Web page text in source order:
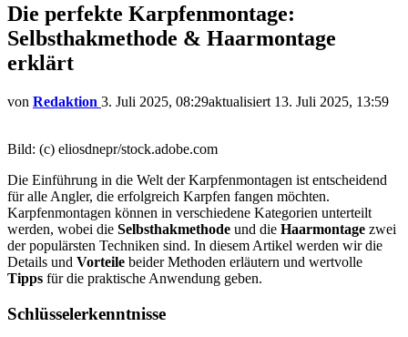
Die perfekte Karpfenmontage:
Selbsthakmethode & Haarmontage
erklärt
von Redaktion 3. Juli 2025, 08:29aktualisiert 13. Juli 2025, 13:59
Bild: (c) eliosdnepr/stock.adobe.com
Die Einführung in die Welt der Karpfenmontagen ist entscheidend
für alle Angler, die erfolgreich Karpfen fangen möchten.
Karpfenmontagen können in verschiedene Kategorien unterteilt
werden, wobei die Selbsthakmethode und die Haarmontage zwei
der populärsten Techniken sind. In diesem Artikel werden wir die
Details und Vorteile beider Methoden erläutern und wertvolle
Tipps für die praktische Anwendung geben.
Schlüsselerkenntnisse